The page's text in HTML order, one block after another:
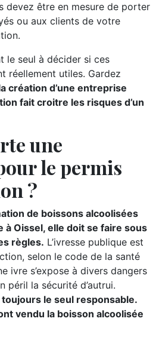
devez être en mesure de porter
ou aux clients de votre
le seul à décider si ces
réellement utiles. Gardez
création d’une entreprise
fait croitre les risques d’un
une
le permis
?
de boissons alcoolisées
Oissel, elle doit se faire sous
règles. L’ivresse publique est
selon le code de la santé
ivre s’expose à divers dangers
péril la sécurité d’autrui.
toujours le seul responsable.
vendu la boisson alcoolisée